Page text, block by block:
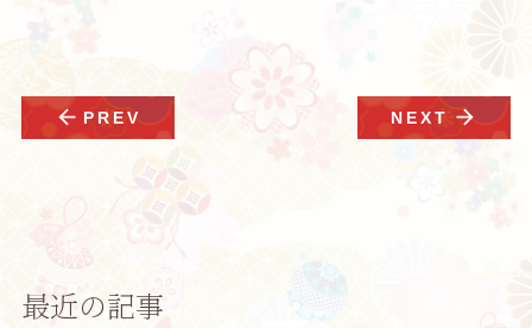
arrow_back PREV NEXT arrow_forward
最近の記事